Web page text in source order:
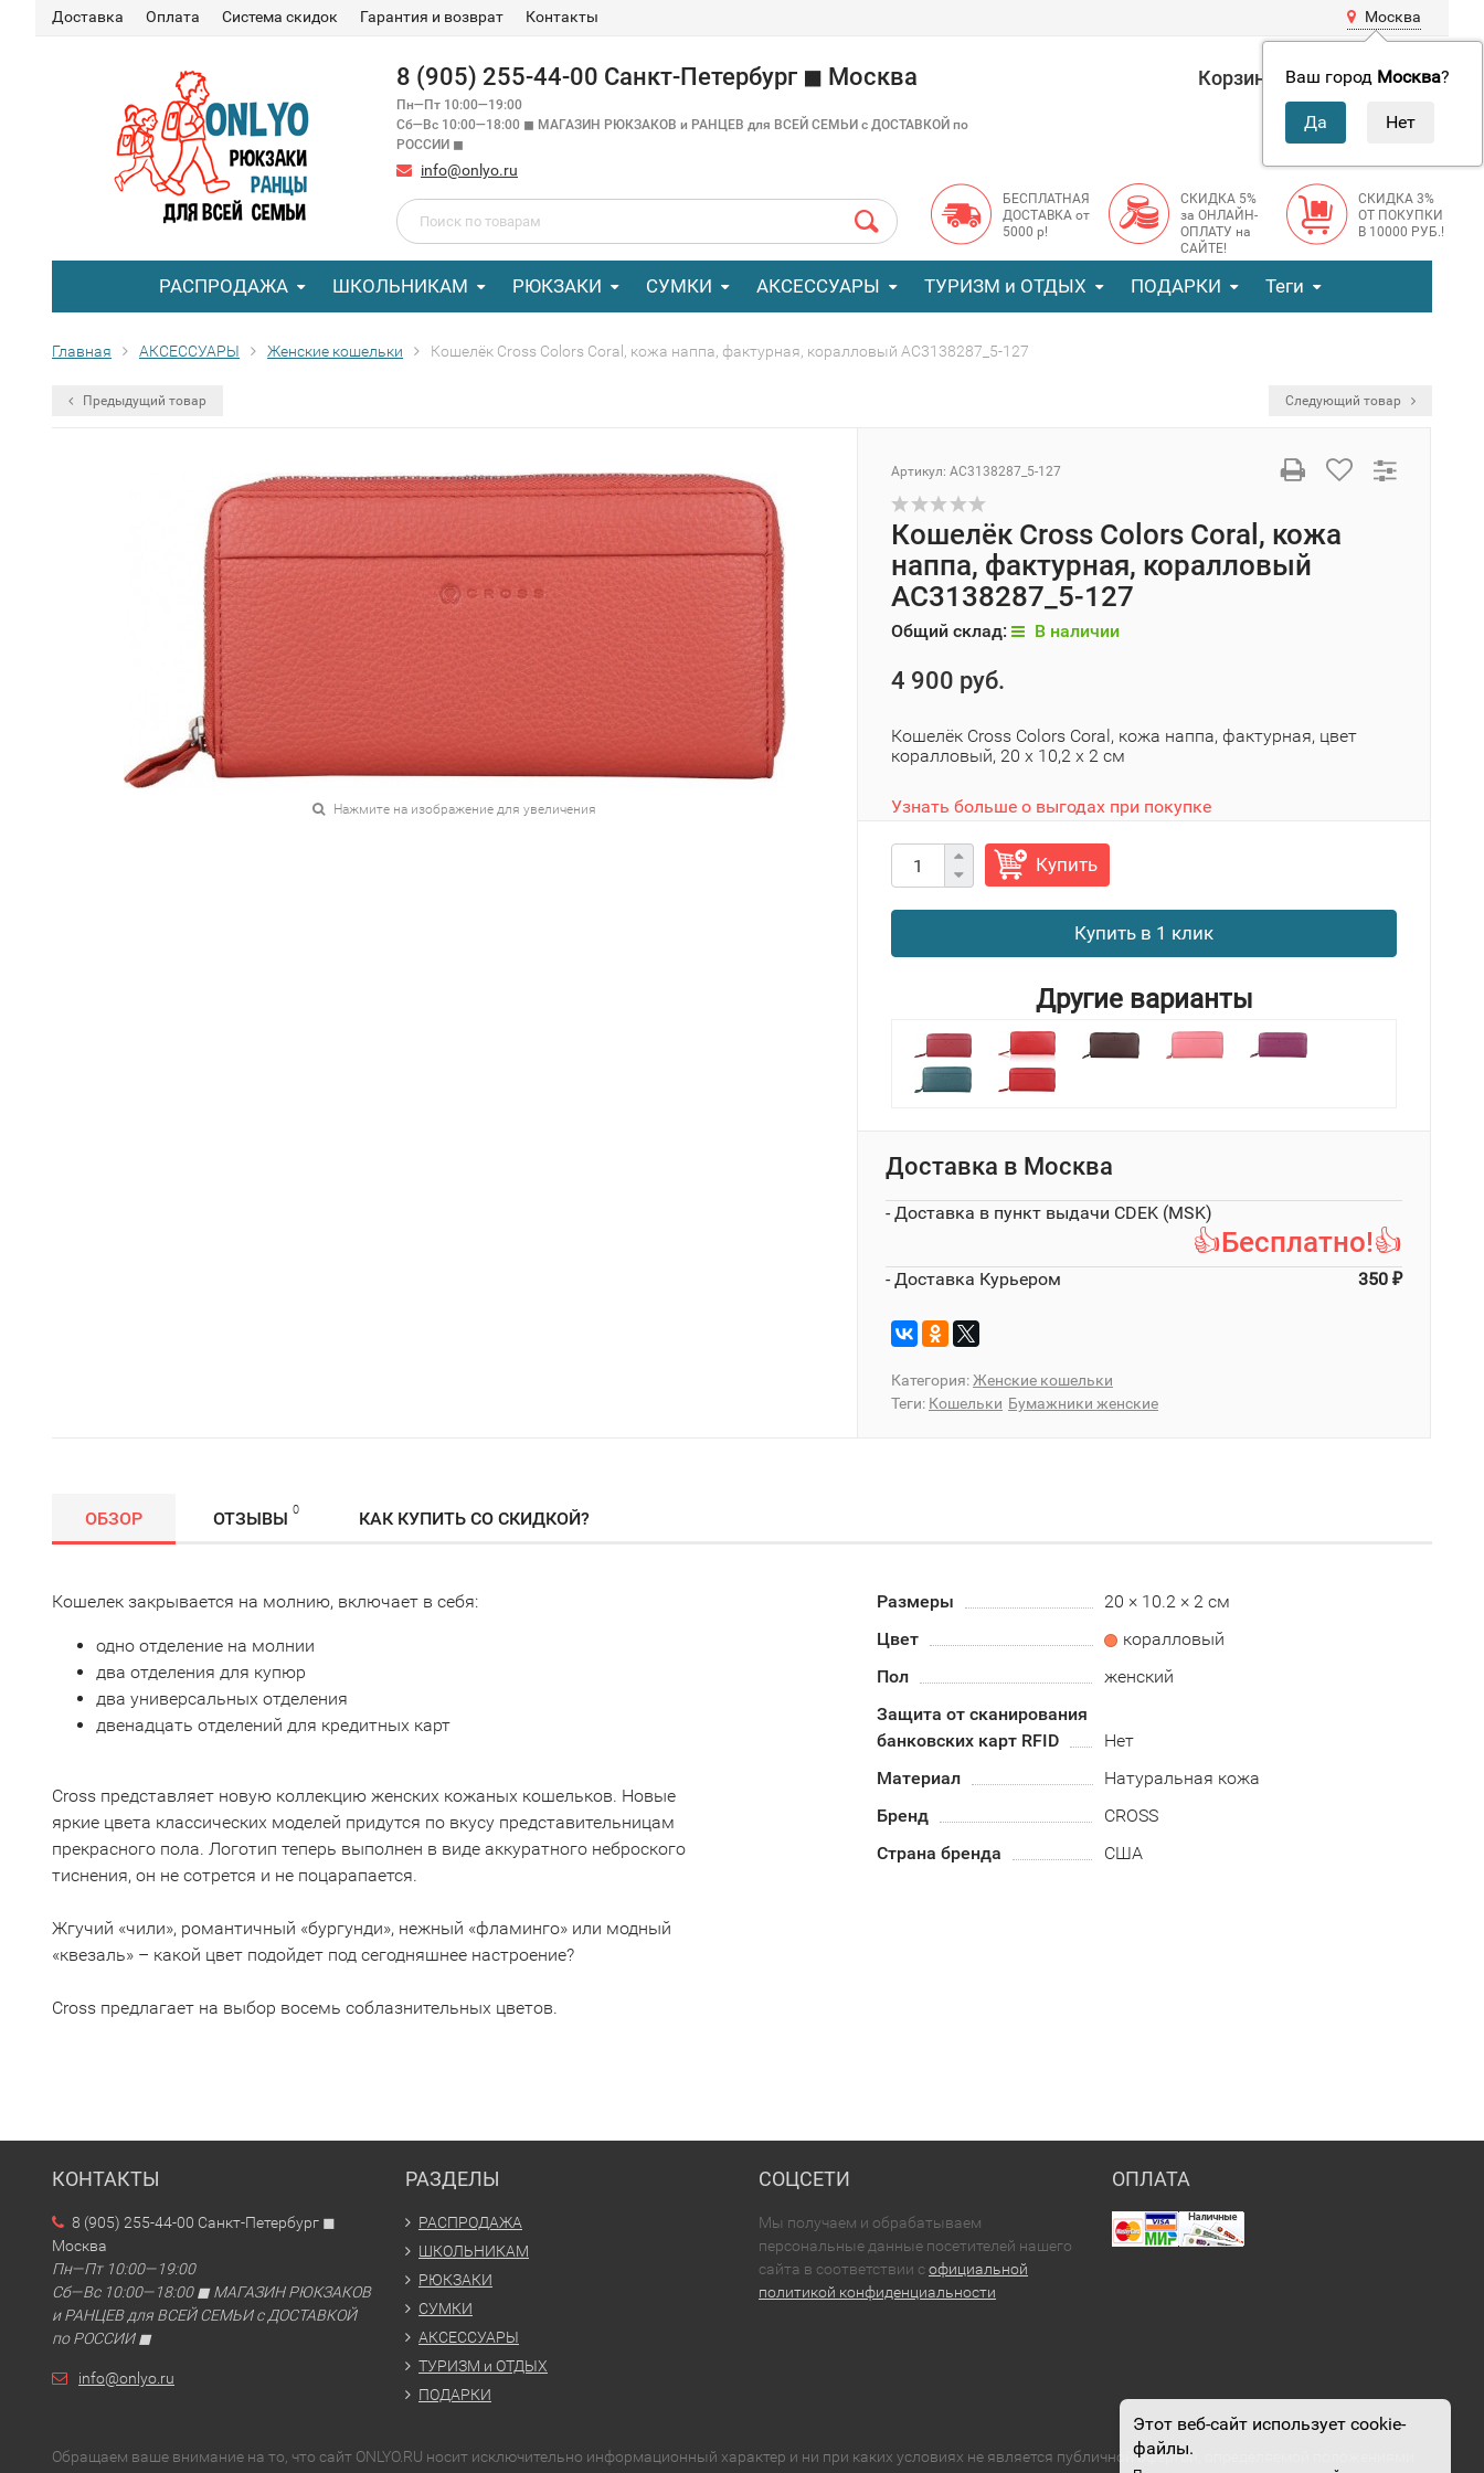
Этот веб-сайт использует cookie-
файлы.
Доставка Оплата Система скидок Гарантия и возврат Контакты Москва
Ваш город Москва?
8 (905) 255-44-00 Санкт-Петербург ◼ Москва
Пн—Пт 10:00—19:00
Сб—Вс 10:00—18:00 ◼ МАГАЗИН РЮКЗАКОВ и РАНЦЕВ для ВСЕЙ СЕМЬИ с ДОСТАВКОЙ по
РОССИИ ◼
info@onlyo.ru
Корзина 0 0 руб.
БЕСПЛАТНАЯ
ДОСТАВКА от
5000 р!
СКИДКА 5%
за ОНЛАЙН-
ОПЛАТУ на
САЙТЕ!
СКИДКА 3%
ОТ ПОКУПКИ
В 10000 РУБ.!
РАСПРОДАЖА ШКОЛЬНИКАМ РЮКЗАКИ СУМКИ АКСЕССУАРЫ ТУРИЗМ и ОТДЫХ ПОДАРКИ Теги
Главная АКСЕССУАРЫ Женские кошельки Кошелёк Cross Colors Coral, кожа наппа, фактурная, коралловый AC3138287_5-127
Предыдущий товар Следующий товар
Нажмите на изображение для увеличения
Артикул: AC3138287_5-127
Кошелёк Cross Colors Coral, кожа
наппа, фактурная, коралловый
AC3138287_5-127
Общий склад: В наличии
4 900 руб.
Кошелёк Cross Colors Coral, кожа наппа, фактурная, цвет
коралловый, 20 x 10,2 x 2 см
Узнать больше о выгодах при покупке
Купить
Купить в 1 клик
Другие варианты
Доставка в Москва
- Доставка в пункт выдачи CDEK (MSK)
👍Бесплатно!👍
- Доставка Курьером 350 ₽
Категория:Женские кошельки
Теги: Кошельки Бумажники женские
ОБЗОР ОТЗЫВЫ 0 КАК КУПИТЬ СО СКИДКОЙ?
Кошелек закрывается на молнию, включает в себя:
одно отделение на молнии
два отделения для купюр
два универсальных отделения
двенадцать отделений для кредитных карт
Cross представляет новую коллекцию женских кожаных кошельков. Новые
яркие цвета классических моделей придутся по вкусу представительницам
прекрасного пола. Логотип теперь выполнен в виде аккуратного неброского
тиснения, он не сотрется и не поцарапается.
Жгучий «чили», романтичный «бургунди», нежный «фламинго» или модный
«квезаль» – какой цвет подойдет под сегодняшнее настроение?
Cross предлагает на выбор восемь соблазнительных цветов.
Размеры
20 × 10.2 × 2 см
Цвет
коралловый
Пол
женский
Защита от сканирования
банковских карт RFID
Нет
Материал
Натуральная кожа
Бренд
CROSS
Страна бренда
США
КОНТАКТЫ
8 (905) 255-44-00 Санкт-Петербург ◼
Москва
Пн—Пт 10:00—19:00
Сб—Вс 10:00—18:00 ◼ МАГАЗИН РЮКЗАКОВ
и РАНЦЕВ для ВСЕЙ СЕМЬИ с ДОСТАВКОЙ
по РОССИИ ◼
info@onlyo.ru
РАЗДЕЛЫ
РАСПРОДАЖА
ШКОЛЬНИКАМ
РЮКЗАКИ
СУМКИ
АКСЕССУАРЫ
ТУРИЗМ и ОТДЫХ
ПОДАРКИ
СОЦСЕТИ
Мы получаем и обрабатываем
персональные данные посетителей нашего
сайта в соответствии софициальной
политикой конфиденциальности
ОПЛАТА
Обращаем ваше внимание на то, что сайт ONLYO.RU носит исключительно информационный характер и ни при каких условиях не является публичной офертой, определяемой положениями